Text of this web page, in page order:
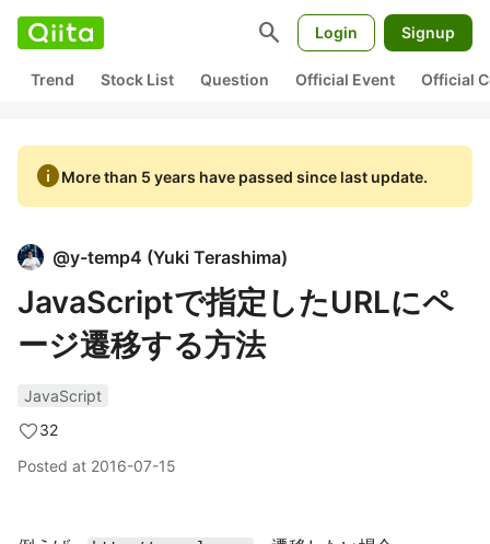
search Login Signup
Trend Stock List Question Official Event Official
infoMore than 5 years have passed since last update.
@y-temp4 (Yuki Terashima)
JavaScriptで指定したURLにペ
ージ遷移する方法
JavaScript
32
Posted at 2016-07-15